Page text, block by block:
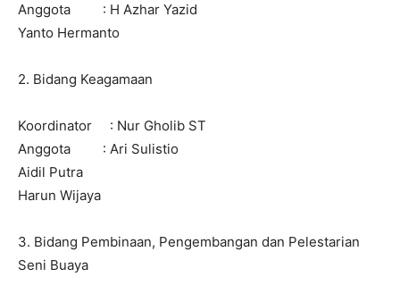
Anggota : H Azhar Yazid
Yanto Hermanto
2. Bidang Keagamaan
Koordinator : Nur Gholib ST
Anggota : Ari Sulistio
Aidil Putra
Harun Wijaya
3. Bidang Pembinaan, Pengembangan dan Pelestarian
Seni Buaya